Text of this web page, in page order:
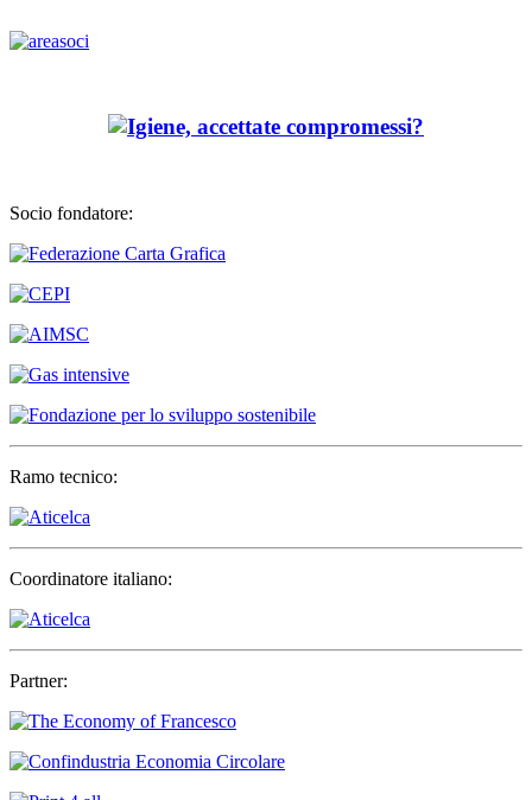
Socio fondatore:
Ramo tecnico:
Coordinatore italiano:
Partner: